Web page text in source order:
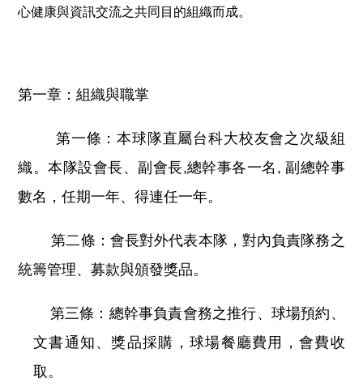
心健康與資訊交流之共同目的組織而成。
第一章：組織與職掌
第一條：本球隊直屬台科大校友會之次級組
織。本隊設會長、副會長,總幹事各一名, 副總幹事
數名，任期一年、得連任一年。
第二條：會長對外代表本隊，對內負責隊務之
統籌管理、募款與頒發獎品。
第三條：總幹事負責會務之推行、球場預約、
文書通知、獎品採購，球場餐廳費用，會費收
取。